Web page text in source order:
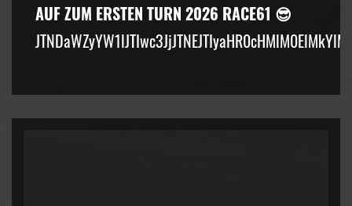
AUF ZUM ERSTEN TURN 2026 RACE61 😎